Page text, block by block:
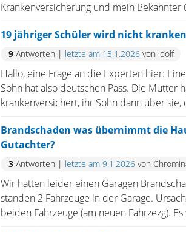
Krankenversicherung und mein
19 jähriger Schüler wird nicht
9 Antworten | letzte am 13.1.2026 von idolf
Hallo, eine Frage an die Experten hier:
Sohn hat also deutschen Pass. Die
krankenversichert, ihr Sohn dann über
Brandschaden was übernimmt die
Gutachter?
3 Antworten | letzte am 9.1.2026 von
Wir hatten leider einen Garagen
standen 2 Fahrzeuge in der Garage.
beiden Fahrzeuge (am neuen Fahrzezg).